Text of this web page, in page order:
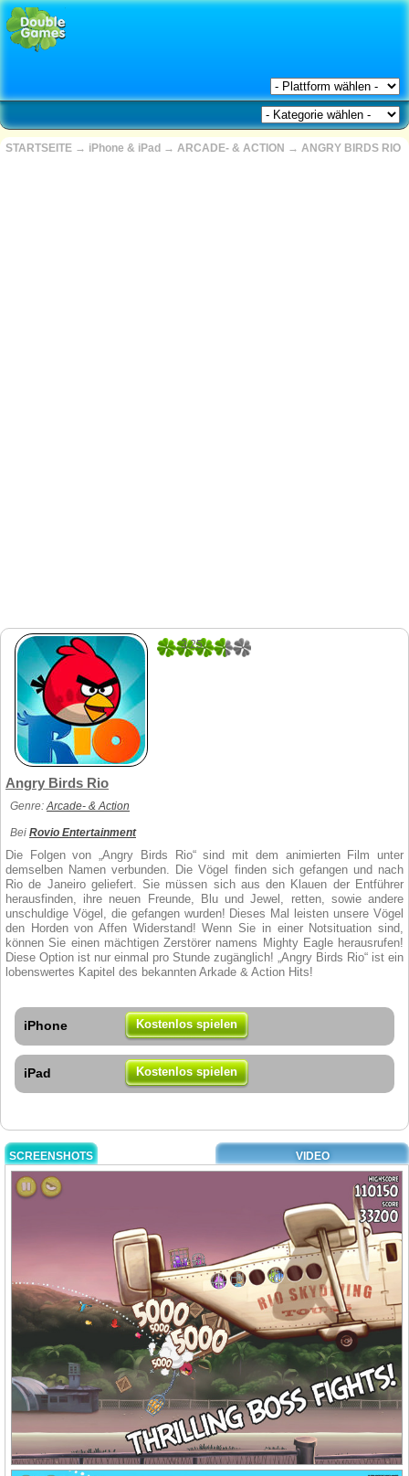
STARTSEITE → iPhone & iPad → ARCADE- & ACTION → ANGRY BIRDS RIO
3.25
Angry Birds Rio
Genre:Arcade- & Action
Bei Rovio Entertainment
Die Folgen von „Angry Birds Rio“ sind mit dem animierten Film unter
demselben Namen verbunden. Die Vögel finden sich gefangen und nach
Rio de Janeiro geliefert. Sie müssen sich aus den Klauen der Entführer
herausfinden, ihre neuen Freunde, Blu und Jewel, retten, sowie andere
unschuldige Vögel, die gefangen wurden! Dieses Mal leisten unsere Vögel
den Horden von Affen Widerstand! Wenn Sie in einer Notsituation sind,
können Sie einen mächtigen Zerstörer namens Mighty Eagle herausrufen!
Diese Option ist nur einmal pro Stunde zugänglich! „Angry Birds Rio“ ist ein
lobenswertes Kapitel des bekannten Arkade & Action Hits!
iPhone Kostenlos spielen
iPad Kostenlos spielen
SCREENSHOTS VIDEO